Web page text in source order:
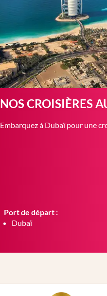
NOS CROISIÈRES
Embarquez à Dubaï pour une
Port de départ :
Dubaï